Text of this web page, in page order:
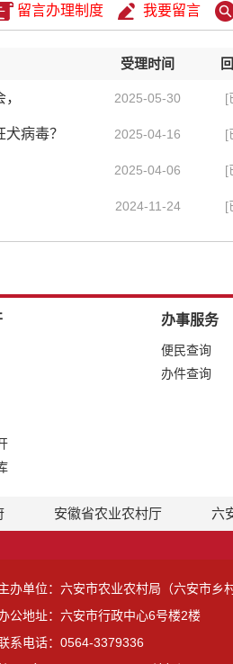
留言办理制度 我要留言
受理时间
2025-05-30 [
病毒？ 2025-04-16 [
2025-04-06 [
2024-11-24 [
办事服务
便民查询
办件查询
安徽省农业农村厅 六
办单位：六安市农业农村局（六安市乡
公地址：六安市行政中心6号楼2楼
系电话：0564-3379336